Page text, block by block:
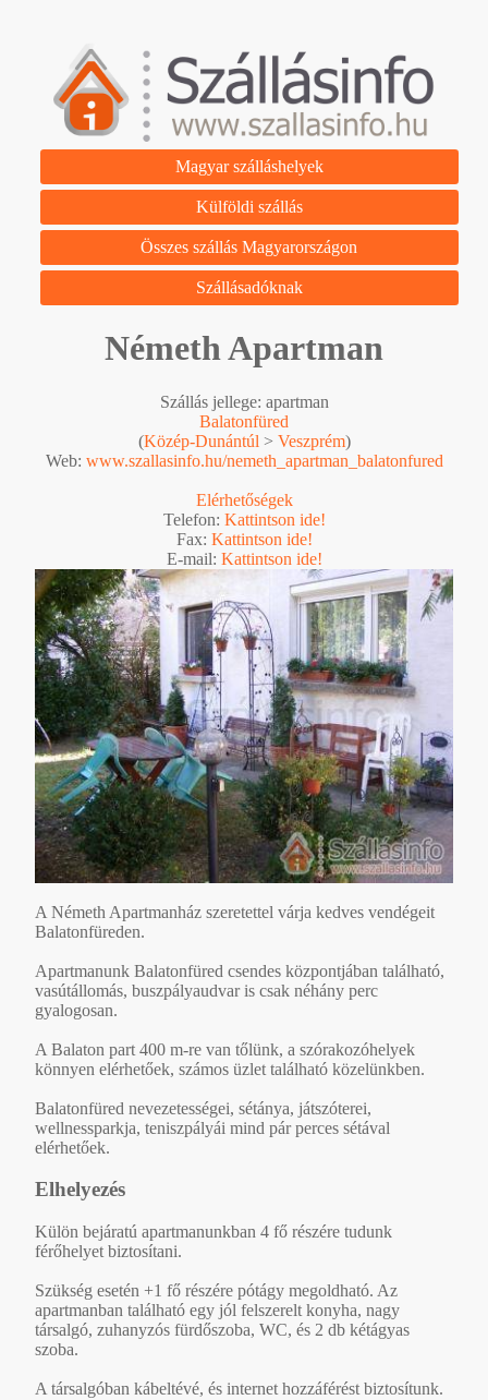
Magyar szálláshelyek
Külföldi szállás
Összes szállás Magyarországon
Szállásadóknak
Németh Apartman
Szállás jellege: apartman
Balatonfüred
(Közép-Dunántúl > Veszprém)
Web: www.szallasinfo.hu/nemeth_apartman_balatonfured
Elérhetőségek
Telefon: Kattintson ide!
Fax: Kattintson ide!
E-mail: Kattintson ide!
A Németh Apartmanház szeretettel várja kedves vendégeit
Balatonfüreden.
Apartmanunk Balatonfüred csendes központjában található,
vasútállomás, buszpályaudvar is csak néhány perc
gyalogosan.
A Balaton part 400 m-re van tőlünk, a szórakozóhelyek
könnyen elérhetőek, számos üzlet található közelünkben.
Balatonfüred nevezetességei, sétánya, játszóterei,
wellnessparkja, teniszpályái mind pár perces sétával
elérhetőek.
Elhelyezés
Külön bejáratú apartmanunkban 4 fő részére tudunk
férőhelyet biztosítani.
Szükség esetén +1 fő részére pótágy megoldható. Az
apartmanban található egy jól felszerelt konyha, nagy
társalgó, zuhanyzós fürdőszoba, WC, és 2 db kétágyas
szoba.
A társalgóban kábeltévé, és internet hozzáférést biztosítunk.